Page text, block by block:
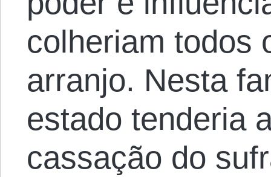
colheriam todos
arranjo. Nesta
estado tenderia
cassação do